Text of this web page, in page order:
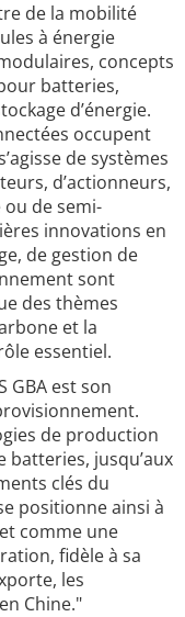
de la mobilité
à énergie
concepts
batteries,
d’énergie.
occupent
de systèmes
d’actionneurs,
de semi-
innovations en
de gestion de
sont
des thèmes
et la
essentiel.
GBA est son
de production
jusqu’aux
clés du
positionne ainsi à
comme une
fidèle à sa
les
Chine."